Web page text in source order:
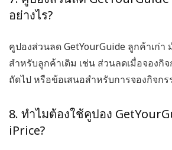
อย่างไร?
คูปองส่วนลด GetYourGuide ลูกค้าเก่า
สำหรับลูกค้าเดิม เช่น ส่วนลดเมื่อจองกิ
ถัดไป หรือข้อเสนอสำหรับการจองกิจกร
8. ทำไมต้องใช้คูปอง
iPrice?